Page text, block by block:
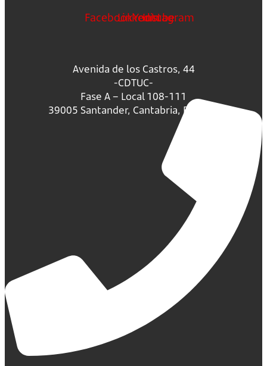
FacebookLinkedin
Youtube
Instagram
Avenida de los Castros, 44
-CDTUC-
Fase A – Local 108-111
39005 Santander, Cantabria, España.